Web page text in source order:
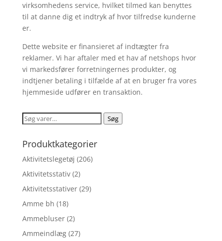
virksomhedens service, hvilket tilmed kan benyttes
til at danne dig et indtryk af hvor tilfredse kunderne
er.
Dette website er finansieret af indtægter fra
reklamer. Vi har aftaler med et hav af netshops hvor
vi markedsfører forretningernes produkter, og
indtjener betaling i tilfælde af at en bruger fra vores
hjemmeside udfører en transaktion.
Søg
Søg
Produktkategorier
Aktivitetslegetøj (206)
Aktivitetsstativ (2)
Aktivitetsstativer (29)
Amme bh (18)
Ammebluser (2)
Ammeindlæg (27)